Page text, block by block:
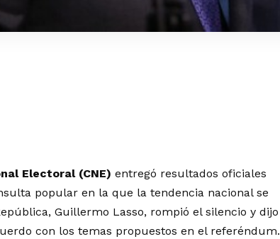
Electoral (CNE) entregó resultados oficiales
popular en la que la tendencia nacional se
Guillermo Lasso, rompió el silencio y dijo
con los temas propuestos en el referéndum.